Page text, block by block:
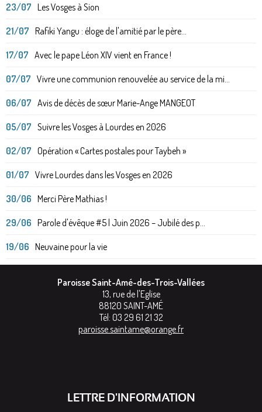
23/07 Les Vosges à Sion
21/07 Rafiki Yangu : éloge de l'amitié par le père...
17/07 Avec le pape Léon XIV vient en France !
07/07 Vivre une communion renouvelée au service de la mi...
06/07 Avis de décès de sœur Marie-Ange MANGEOT
05/07 Suivre les Vosges à Lourdes en 2026
02/07 Opération « Cartes postales pour Taybeh »
01/07 Vivre Lourdes dans les Vosges en 2026
30/06 Merci Père Mathias !
29/06 Parole d'évêque #5 | Juin 2026 – Jubilé des p...
19/06 Neuvaine pour la vie
Paroisse Saint-Amé-des-Trois-Vallées
13, rue de l'Eglise
88120 SAINT-AMÉ
Tél: 03 29 61 21 32
paroisse.saintame@orange.fr
LETTRE D'INFORMATION